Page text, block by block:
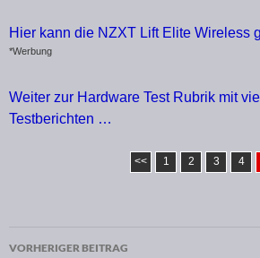
Hier kann die NZXT Lift Elite Wireless
*Werbung
Weiter zur Hardware Test Rubrik mit
Testberichten …
<< 1 2 3 4
VORHERIGER BEITRAG